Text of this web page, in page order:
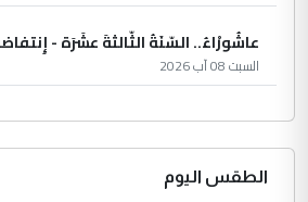
عاشُورْاءُ.. السّنَةُ الثّالثةَ عشَرَة -
السبت 08 آب 2026
الطقس اليوم